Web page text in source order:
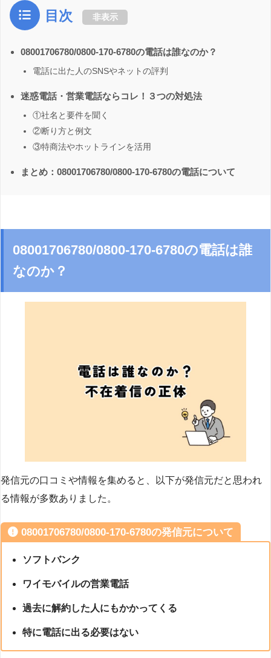
目次 非表示
08001706780/0800-170-6780の電話は誰なのか？
電話に出た人のSNSやネットの評判
迷惑電話・営業電話ならコレ！３つの対処法
①社名と要件を聞く
②断り方と例文
③特商法やホットラインを活用
まとめ：08001706780/0800-170-6780の電話について
08001706780/0800-170-6780の電話は誰
なのか？
発信元の口コミや情報を集めると、以下が発信元だと思われ
る情報が多数ありました。
08001706780/0800-170-6780の発信元について
ソフトバンク
ワイモバイルの営業電話
過去に解約した人にもかかってくる
特に電話に出る必要はない